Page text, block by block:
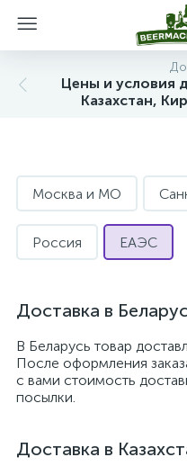
Цены и условия
Казахстан,
Москва и МО
Россия ЕАЭС
Доставка в
В Беларусь товар
После оформления
с вами стоимость
посылки.
Доставка в